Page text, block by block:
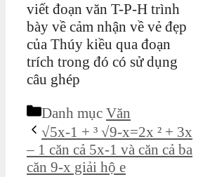
viết đoạn văn T-P-H trình
bày về cảm nhận về vẻ đẹp
của Thúy kiều qua đoạn
trích trong đó có sử dụng
câu ghép
Danh mục Văn
√5x-1 + ³ √9-x=2x ² + 3x
– 1 căn cả 5x-1 và căn cả ba
căn 9-x giải hộ e